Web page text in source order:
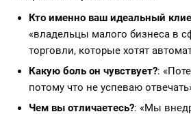
Кто именно ваш идеальный
«владельцы малого бизнеса в
торговли, которые хотят
Какую боль он чувствует?:
потому что не успеваю
Чем вы отличаетесь?: «Мы